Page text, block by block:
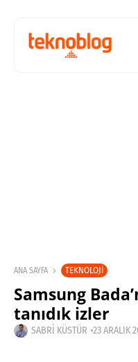
ANA SAYFA TEKNOLOJI
Samsung
tanıdık izler
SABRI KÜSTÜR 23 ARALIK